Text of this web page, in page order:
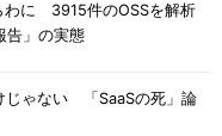
わに 3915件のOSSを解析
告」の実態
じゃない 「SaaSの死」論